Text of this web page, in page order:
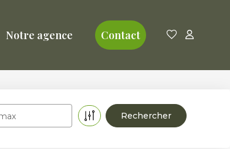
Notre agence Contact